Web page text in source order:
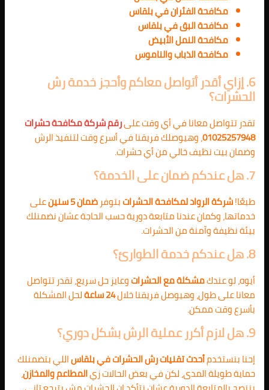
مكافحة الفئران في بلقاس
مكافحة البق في بلقاس
مكافحة النمل الأبيض
مكافحة الذباب والناموس
6. إزاي أقدر أتواصل معاكم وأحجز خدمة رش
الحشرات؟
تقدر تتواصل معانا في أي وقت علىرقم شركة مكافحة حشرات
01025257948، وهيوصلك فريقنا في أسرع وقت لتنفيذ الرش
وضمان بيت نظيف خالي من أي حشرات.
7. هل عندكم ضمان على الخدمة؟
طبعًا!شركة الرواد لمكافحة الحشراتبتوفرضمان 5 سنين
على
خدماتها، وكمان عندنا متابعة دورية حسب الحاجة عشان نضمنلك
بيئة نظيفة وآمنة من الحشرات.
8. هل عندكم خدمة الطوارئ؟
أيوه، لو عندكمشكلة مع الحشراتوعايز حل سريع، تقدر تتواصل
معانا على طول، وهيوصل فريقنا خلال24 ساعة
لحل المشكلة
بأسرع وقت ممكن.
9. هل لازم أكرر عملية الرش بشكل دوري؟
إحنا بنستخدمأحدث تقنيات رش الحشرات في بلقاساللي بتضمنلك
حماية طويلة المدى، لكن في بعض الحالات زيالمطاعم والمخازن،